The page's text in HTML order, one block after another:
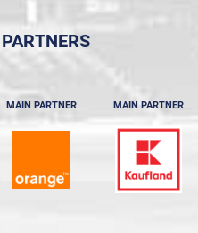
PARTNERS
MAIN PARTNER MAIN PARTNER